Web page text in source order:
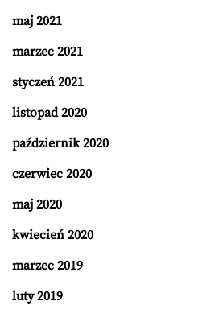
maj 2021
marzec 2021
styczeń 2021
listopad 2020
październik 2020
czerwiec 2020
maj 2020
kwiecień 2020
marzec 2019
luty 2019